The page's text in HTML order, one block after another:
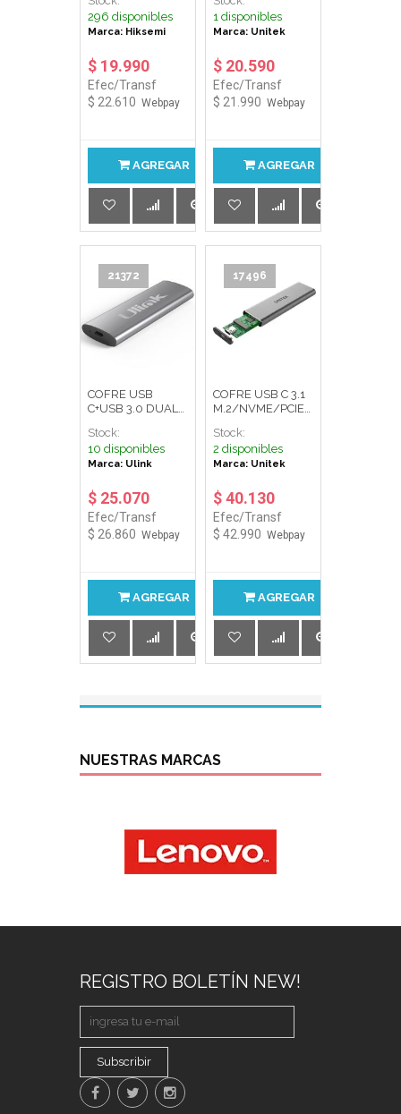
2280 MDC1
296 disponibles
Marca: Hiksemi
$ 19.990
Efec/Transf
$ 22.610 Webpay
AGREGAR
NGFF/SATA Y-
3365 UNITEK
1 disponibles
Marca: Unitek
$ 20.590
Efec/Transf
$ 21.990 Webpay
AGREGAR
21372
COFRE USB
C+USB 3.0 DUAL
HDDM2 ULINK
Stock:
10 disponibles
Marca: Ulink
$ 25.070
Efec/Transf
$ 26.860 Webpay
AGREGAR
17496
COFRE USB C 3.1
M.2/NVME/PCIE
Stock:
2 disponibles
Marca: Unitek
$ 40.130
Efec/Transf
$ 42.990 Webpay
AGREGAR
NUESTRAS MARCAS
REGISTRO BOLETÍN NEW!
Subscribir